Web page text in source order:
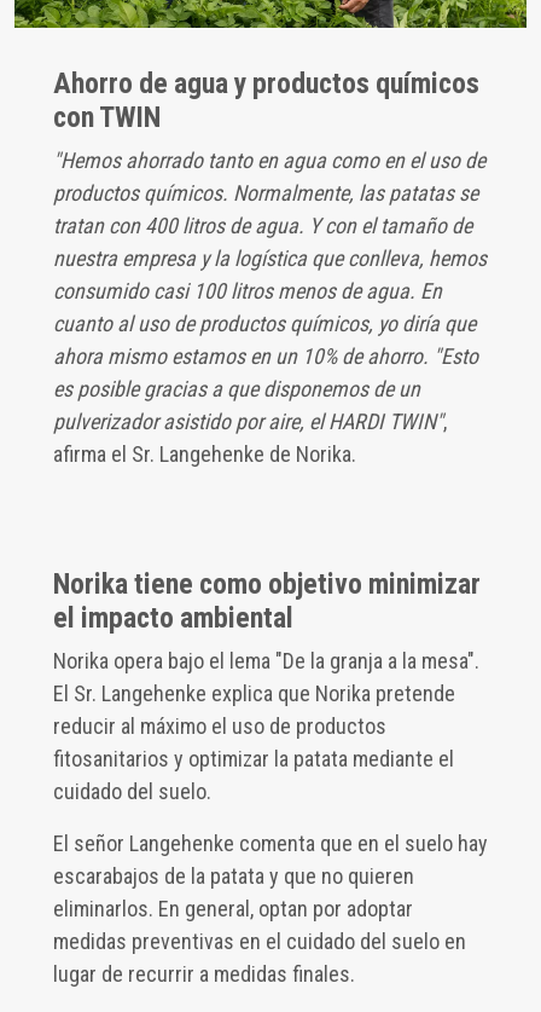
Ahorro de agua y productos químicos
con TWIN
"Hemos ahorrado tanto en agua como en el uso de
productos químicos. Normalmente, las patatas se
tratan con 400 litros de agua. Y con el tamaño de
nuestra empresa y la logística que conlleva, hemos
consumido casi 100 litros menos de agua. En
cuanto al uso de productos químicos, yo diría que
ahora mismo estamos en un 10% de ahorro. "Esto
es posible gracias a que disponemos de un
pulverizador asistido por aire, el HARDI TWIN",
afirma el Sr. Langehenke de Norika.
Norika tiene como objetivo minimizar
el impacto ambiental
Norika opera bajo el lema "De la granja a la mesa".
El Sr. Langehenke explica que Norika pretende
reducir al máximo el uso de productos
fitosanitarios y optimizar la patata mediante el
cuidado del suelo.
El señor Langehenke comenta que en el suelo hay
escarabajos de la patata y que no quieren
eliminarlos. En general, optan por adoptar
medidas preventivas en el cuidado del suelo en
lugar de recurrir a medidas finales.